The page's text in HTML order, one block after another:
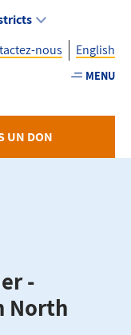
nous English
MENU
UN DON
-
North